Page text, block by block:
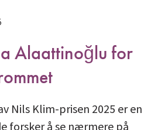
Alaattinoğlu for
Nils Klim-prisen 2025 er en